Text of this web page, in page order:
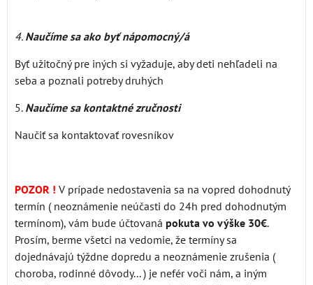
4. Naučíme sa ako byť nápomocný/á
Byť užitočný pre iných si vyžaduje, aby deti nehľadeli na
seba a poznali potreby druhých
5. Naučíme sa kontaktné zručnosti
Naučiť sa kontaktovať rovesníkov
POZOR ! V prípade nedostavenia sa na vopred dohodnutý
termín ( neoznámenie neúčasti do 24h pred dohodnutým
termínom), vám bude účtovaná pokuta vo výške 30€.
Prosím, berme všetci na vedomie, že termíny sa
dojednávajú týždne dopredu a neoznámenie zrušenia (
choroba, rodinné dôvody... ) je nefér voči nám, a iným